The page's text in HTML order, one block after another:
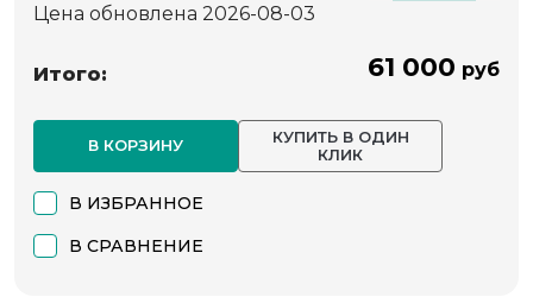
Цена обновлена 2026-08-03
Итого: 61 000 руб
В КОРЗИНУ
КУПИТЬ В ОДИН
КЛИК
В ИЗБРАННОЕ
В СРАВНЕНИЕ